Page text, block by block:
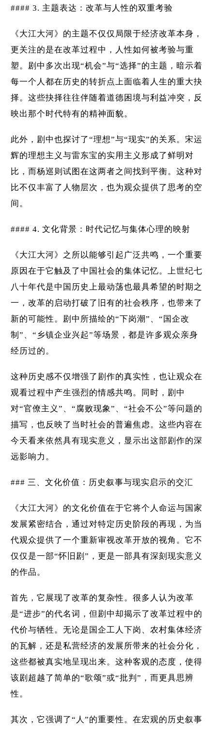
#### 3. 主题表达：改革与人性的双重考验
《大江大河》的主题不仅仅局限于经济改革本身，
更关注的是在改革过程中，人性如何被考验与重
塑。剧中多次出现“机会”与“选择”的主题，暗示着
每一个人都在历史的转折点上面临着人生的重大抉
择。这些抉择往往伴随着道德困境与利益冲突，反
映出那个时代特有的精神面貌。
此外，剧中也探讨了“理想”与“现实”的关系。宋运
辉的理想主义与雷东宝的实用主义形成了鲜明对
比，而杨巡则试图在这两者之间找到平衡。这种对
比不仅丰富了人物层次，也为观众提供了思考的空
间。
#### 4. 文化背景：时代记忆与集体心理的映射
《大江大河》之所以能够引起广泛共鸣，一个重要
原因在于它触及了中国社会的集体记忆。上世纪七
八十年代是中国历史上最动荡也最具希望的时期之
一，改革的启动打破了旧有的社会秩序，也带来了
新的可能性。剧中所描绘的“下岗潮”、“国企改
制”、“乡镇企业兴起”等场景，都是许多观众亲身
经历过的。
这种历史感不仅增强了剧作的真实性，也让观众在
观看过程中产生强烈的情感共鸣。同时，剧中
对“官僚主义”、“腐败现象”、“社会不公”等问题的
描写，也反映了当时社会的普遍焦虑。这些内容在
今天看来依然具有现实意义，显示出这部剧作的深
远影响力。
### 三、文化价值：历史叙事与现实启示的交汇
《大江大河》的文化价值在于它将个人命运与国家
发展紧密结合，通过对特定历史阶段的再现，为当
代观众提供了一个重新审视改革开放的视角。它不
仅仅是一部“怀旧剧”，更是一部具有深刻现实意义
的作品。
首先，它展现了改革的复杂性。很多人认为改革
是“进步”的代名词，但剧中却揭示了改革过程中的
代价与牺牲。无论是国企工人下岗、农村集体经济
的瓦解，还是私营经济的发展所带来的社会分化，
这些都被真实地呈现出来。这种客观的态度，使得
该剧超越了简单的“歌颂”或“批判”，而更具思辨
性。
其次，它强调了“人”的重要性。在宏观的历史叙事